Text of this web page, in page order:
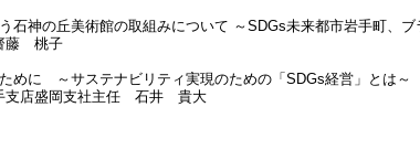
石神の丘美術館の取組みについて ～SDGs未来都市岩手町、
桃子
めに ～サステナビリティ実現のための「SDGs経営」とは～
店盛岡支社主任 石井 貴大